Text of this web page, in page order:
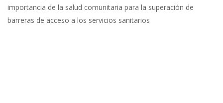
importancia de la salud comunitaria para la superación de
barreras de acceso a los servicios sanitarios